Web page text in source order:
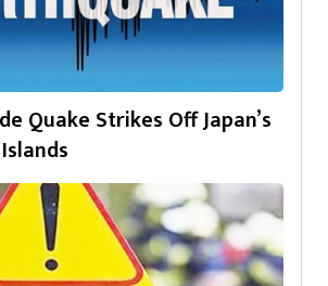
Quake Strikes Off Japan’s